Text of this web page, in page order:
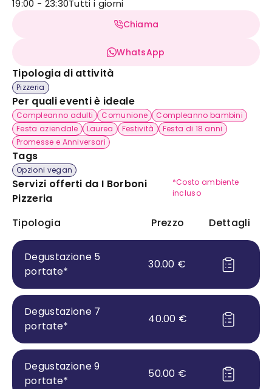
19:00 - 23:30Tutti i giorni
Chiama
WhatsApp
Tipologia di attività
Pizzeria
Per quali eventi è ideale
Compleanno adulti Comunione
Compleanno bambini
Festa aziendale
Laurea Festività
Festa di 18 anni
Promesse e Anniversari
Tags
Opzioni vegan
Servizi offerti da I Borboni
Pizzeria
*Costo ambiente
incluso
Tipologia Prezzo Dettagli
Degustazione 5
portate*
30.00 €
Degustazione 7
portate*
40.00 €
Degustazione 9
portate*
50.00 €